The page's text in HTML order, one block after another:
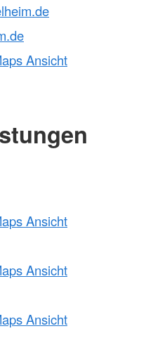
Ansicht
Ansicht
Ansicht
Ansicht